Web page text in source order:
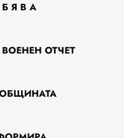
Б Я В А
ОТЧЕТ